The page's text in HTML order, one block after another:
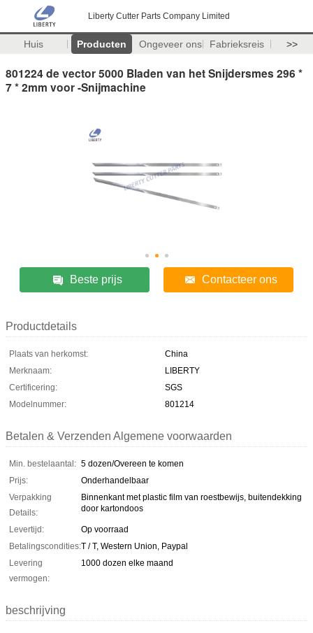
Liberty Cutter Parts Company Limited
Huis Producten Ongeveer ons Fabrieksreis >>
801224 de vector 5000 Bladen van het Snijdersmes 296 *
7 * 2mm voor -Snijmachine
Beste prijs Contacteer ons
Productdetails
Plaats van herkomst:
China
Merknaam:
LIBERTY
Certificering:
SGS
Modelnummer:
801214
Betalen & Verzenden Algemene voorwaarden
Min. bestelaantal: 5 dozen/Overeen te komen
Prijs:
Onderhandelbaar
Verpakking
Details:
Binnenkant met plastic film van roestbewijs, buitendekking
door kartondoos
Levertijd:
Op voorraad
Betalingscondities:T / T, Western Union, Paypal
Levering
vermogen:
1000 dozen elke maand
beschrijving